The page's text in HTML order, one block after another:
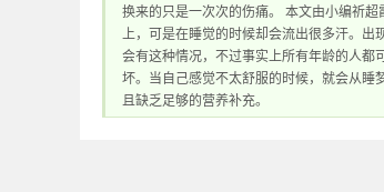
1.76传奇sf网站 提
换来的只是一次次的伤痛。 本文由小编祈
上，可是在睡觉的时候却会流出很多汗。
会有这种情况，不过事实上所有年龄的人
坏。当自己感觉不太舒服的时候，就会从
且缺乏足够的营养补充。